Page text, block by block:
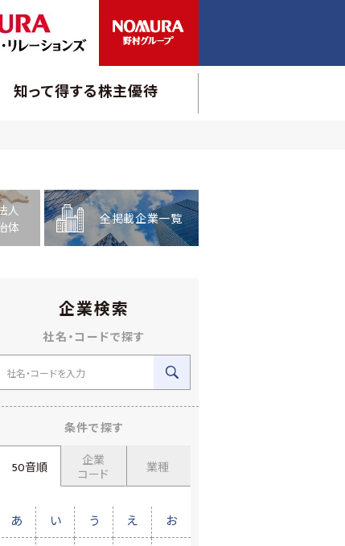
知って得する株主優待
人
体
全掲載企業一覧
企業検索
社名・コードで探す
条件で探す
50音順
企業
コード
業種
あ い う え お